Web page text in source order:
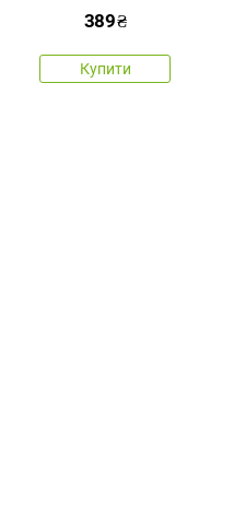
389₴
Купити